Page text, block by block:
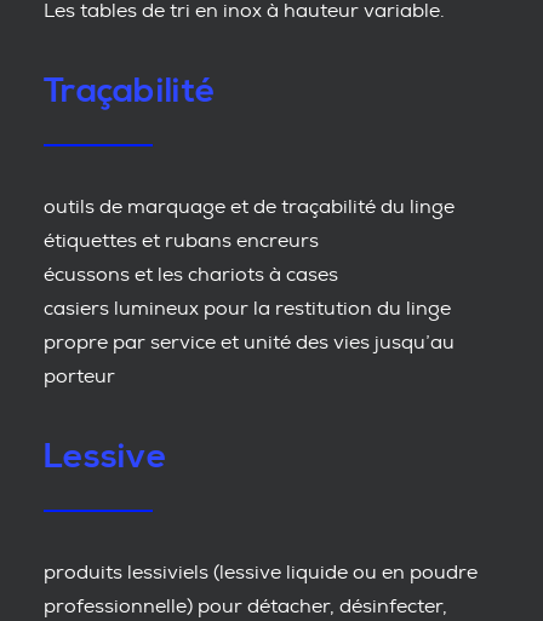
Les tables de tri en inox à hauteur variable.
Traçabilité
outils de marquage et de traçabilité du linge
étiquettes et rubans encreurs
écussons et les chariots à cases
casiers lumineux pour la restitution du linge
propre par service et unité des vies jusqu’au
porteur
Lessive
produits lessiviels (lessive liquide ou en poudre
professionnelle) pour détacher, désinfecter,